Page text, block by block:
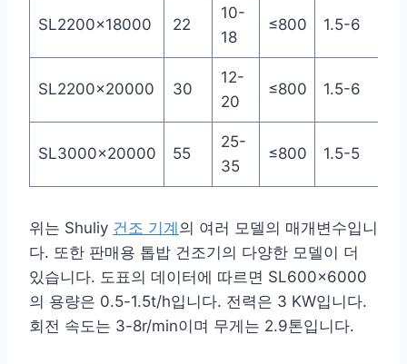
SL2200x18000 22
10-
18
≤800 1.5-6
SL2200x20000 30
12-
20
≤800 1.5-6
SL3000x20000 55
25-
35
≤800 1.5-5
위는 Shuliy 건조 기계 의 여러 모델의 매개변수입니
다. 또한 판매용 톱밥 건조기의 다양한 모델이 더
있습니다. 도표의 데이터에 따르면 SL600x6000
의 용량은 0.5-1.5t/h입니다. 전력은 3 KW입니다.
회전 속도는 3-8r/min이며 무게는 2.9톤입니다.